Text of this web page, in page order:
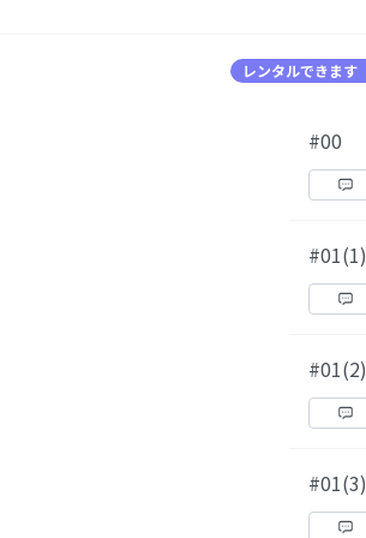
レンタルできます
#00
#01(1)
#01(2)
#01(3)